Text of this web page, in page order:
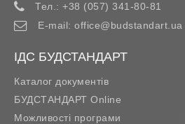
Тел.: +38 (057) 341-80-81
E-mail: office@budstandart.ua
ІДС БУДСТАНДАРТ
Каталог документів
БУДСТАНДАРТ Online
Можливості програми